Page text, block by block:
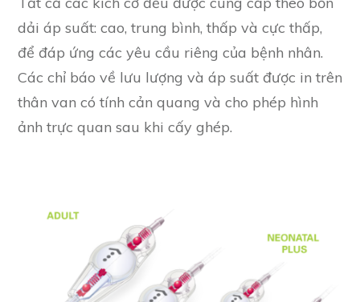
dải áp suất: cao, trung bình, thấp và cực thấp,
để đáp ứng các yêu cầu riêng của bệnh nhân.
Các chỉ báo về lưu lượng và áp suất được in trên
thân van có tính cản quang và cho phép hình
ảnh trực quan sau khi cấy ghép.